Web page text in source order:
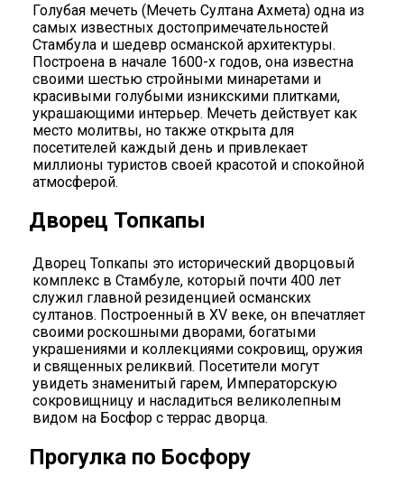
Голубая мечеть (Мечеть Султана Ахмета) одна из
самых известных достопримечательностей
Стамбула и шедевр османской архитектуры.
Построена в начале 1600-х годов, она известна
своими шестью стройными минаретами и
красивыми голубыми изникскими плитками,
украшающими интерьер. Мечеть действует как
место молитвы, но также открыта для
посетителей каждый день и привлекает
миллионы туристов своей красотой и спокойной
атмосферой.
Дворец Топкапы
Дворец Топкапы это исторический дворцовый
комплекс в Стамбуле, который почти 400 лет
служил главной резиденцией османских
султанов. Построенный в XV веке, он впечатляет
своими роскошными дворами, богатыми
украшениями и коллекциями сокровищ, оружия
и священных реликвий. Посетители могут
увидеть знаменитый гарем, Императорскую
сокровищницу и насладиться великолепным
видом на Босфор с террас дворца.
Прогулка по Босфору